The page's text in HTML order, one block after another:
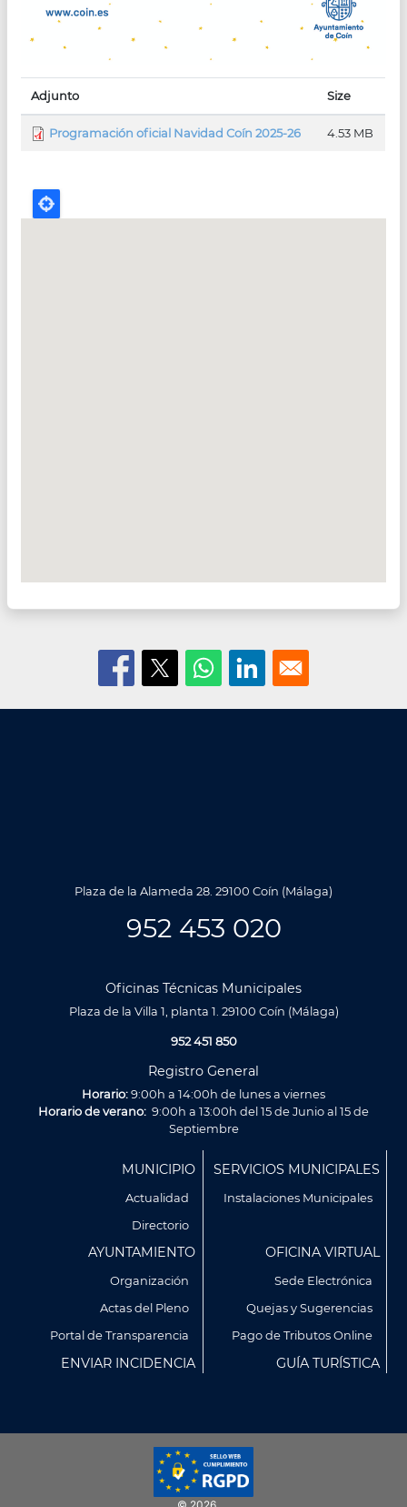
Adjunto Size
Programación oficial Navidad Coín 2025-26 4.53 MB
Utilizamos cookies propias y de terceros para analizar
nuestros servicios y mostrarte publicidad relacionada con
tus preferencias en base a un perfil elaborado a partir de tus
Plaza de la Alameda 28. 29100 Coín (Málaga)
952 453 020
Oficinas Técnicas Municipales
Plaza de la Villa 1, planta 1. 29100 Coín (Málaga)
952 451 850
Registro General
Horario:9:00h a 14:00h de lunes a viernes
Horario de verano: 9:00h a 13:00h del 15 de Junio al 15 de
Septiembre
MUNICIPIO
Actualidad
Directorio
SERVICIOS MUNICIPALES
Instalaciones Municipales
AYUNTAMIENTO
Organización
Actas del Pleno
Portal de Transparencia
OFICINA VIRTUAL
Sede Electrónica
Quejas y Sugerencias
Pago de Tributos Online
ENVIAR INCIDENCIA GUÍA TURÍSTICA
© 2026